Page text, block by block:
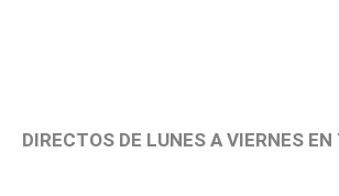
DIRECTOS DE LUNES A VIERNES